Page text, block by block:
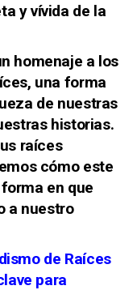
y vívida de la
homenaje a los
una forma
de nuestras
historias.
raíces
cómo este
en que
a nuestro
de Raíces
para